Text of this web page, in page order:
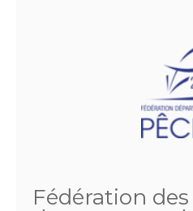
Fédération des